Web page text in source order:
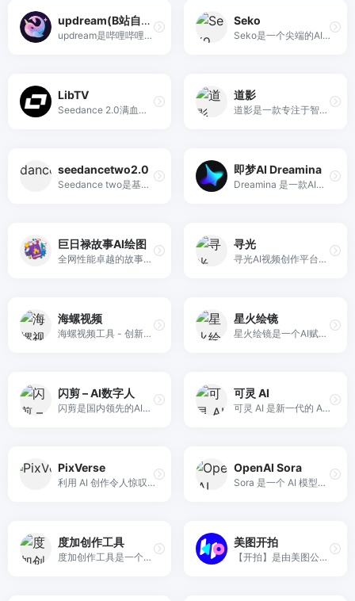
updream(B站自研)
updream是哔哩哔哩自研的AI视频创作产品，该产品面向B站广大UP主设计，主打轻量化、智能化创作体验，界面简洁易上手。
Seko
Seko是一个尖端的AI视频生成平台。利用先进的人工智能将想法转化为令人惊叹的专业视频。加入全球数以千计的创作者行列。
LibTV
Seedance 2.0满血不排队
道影
道影是一款专注于智能体驱动的 AI 视频创作平台，通过先进的生成模型与 Agent 协作，帮助创作者轻松将创意转化为电影级高清视频。
seedancetwo2.0
Seedance two是基于seedance2.0的中国大模型，支持图像、视频、音频、文本四种模态输入，表达方式更丰富，生成也更可控。
即梦AI Dreamina
Dreamina 是一款AI创作产品，提供文字绘图、扩图、局部重绘、图片灵感功能
巨日禄故事AI绘图
全网性能卓越的故事AI绘画转视频神器，0基础小白也能轻松上手，快速实现从文案到视频的制作，故事、小说、漫画推文一站式生成。
寻光
寻光AI视频创作平台，致力于打造由一流技术驱动，紧贴用户需求及应用场景的AI视觉化解决方案，提供3D特效、角色控制、精准编辑、多屏转换、画质增强等一站式视觉解决方案，赋能B端垂类行业及内容创作者，打造与各行业结合的AI视频创作工作流。针对不同行业和创作需求，提供定制化的解决方案，最大化释放每位从业者的想象力及创作潜能，让视频剪辑更加简单高效！
海螺视频
海螺视频工具 - 创新的AI视频生成器和提示词工具，可以将您的想法转化为精美的AI视频。只需一段文字，即可借助尖端的AI技术，在短时间内创作出引人入胜的视觉作品。现在就用海螺视频释放您的创造力吧。
星火绘镜
星火绘镜是一个AI赋能的视频创作平台，提供从创意到视频的全流程创作支持，包括快捷素材生成和多种主题创作功能，如MV和故事创作。
闪剪 – AI数字人
闪剪是国内领先的AI数字人口播视频在线创作平台，同时拥有移动端APP版本，平台有丰富的数字人视频模板，你只需输入关键词，AI自动创作文案一键生成数字人视频，还可在线定制专属数字人形象及声音；内含200+国际化数字人模特、24+国家AI配音、AI文案创作、智能成片、照片数字人、直播快剪、视频订阅号等功能，让企业团队轻松实现矩阵营销引流，降本增效。
可灵​ AI​
可灵 AI 是新一代的 AI 创意生产力平台，提供图片生成、视频生成和音效生成等多种功能，帮助用户快速实现创意。
PixVerse
利用 AI 创作令人惊叹的视频，通过我们强大的视频创作平台将您的想法转化为令人惊叹的视觉效果
OpenAI Sora
Sora 是一个 AI 模型，可以根据文本指令创建现实且富有想象力的场景。从文本创建视频
度加创作工具
度加创作工具是一个百度出品的、人人可用的AIGC创作平台。度加致力于通过AI能力降低内容生成门槛，提升创作效率，一站式聚合百度AIGC能力，引领跨时代的内容生产方式。度加的主要功能包括AI成片（图文成片/文字成片）、AI笔记（智能图文生成）、AI数字人等。自2022年3月百家号开放内测以来，一年时间共计超过45万+百度创作者使用AIGC技术能力，创作700万篇+作品，百度累计分发量超过200亿+。
美图开拍
【开拍】是由美图公司出品，一款帮助口播视频创作者从脚本灵感到高清画质拍摄、视频人像精修、后期智能剪辑全链路的影像生产力工具，十分钟制作高质量口播视频，高清高效。